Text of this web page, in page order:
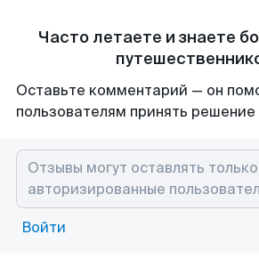
Часто летаете и знаете
Оставьте комментарий — он
пользователям принять решение
Войти